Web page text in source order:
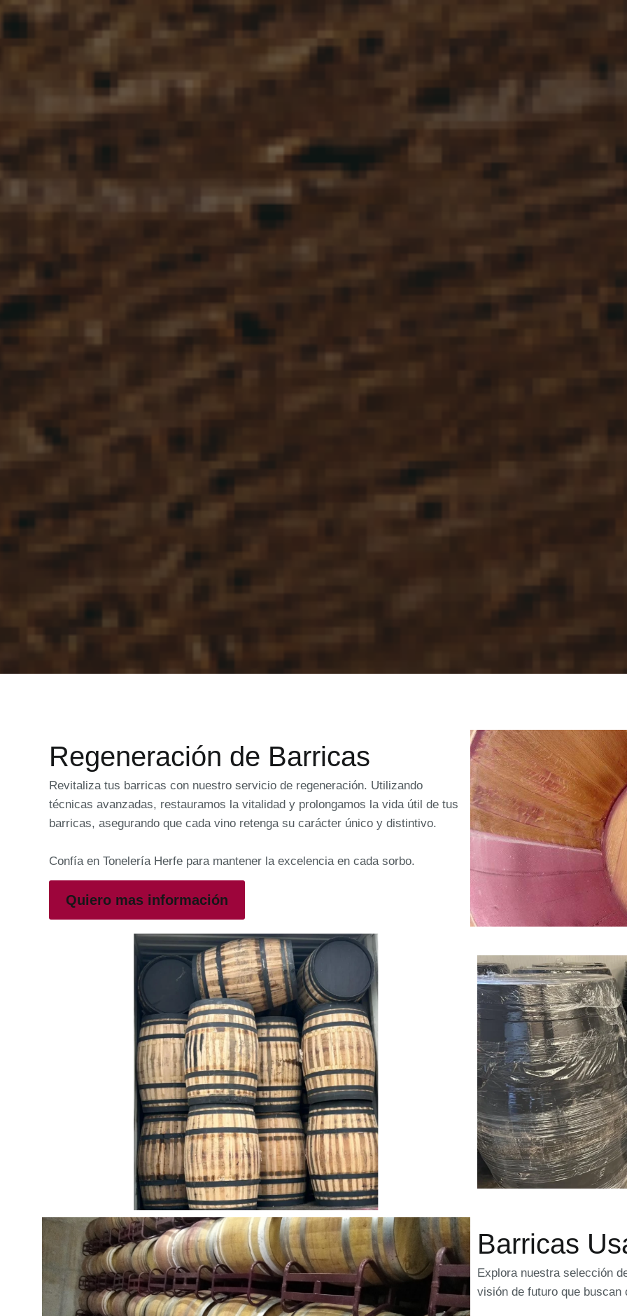
Regeneración de Barricas
Revitaliza tus barricas con nuestro servicio de regeneración. Utilizando
técnicas avanzadas, restauramos la vitalidad y prolongamos la vida útil de tus
barricas, asegurando que cada vino retenga su carácter único y distintivo.
Confía en Tonelería Herfe para mantener la excelencia en cada sorbo.
Quiero mas información
Barricas
Explora nuestra selección
visión de futuro que